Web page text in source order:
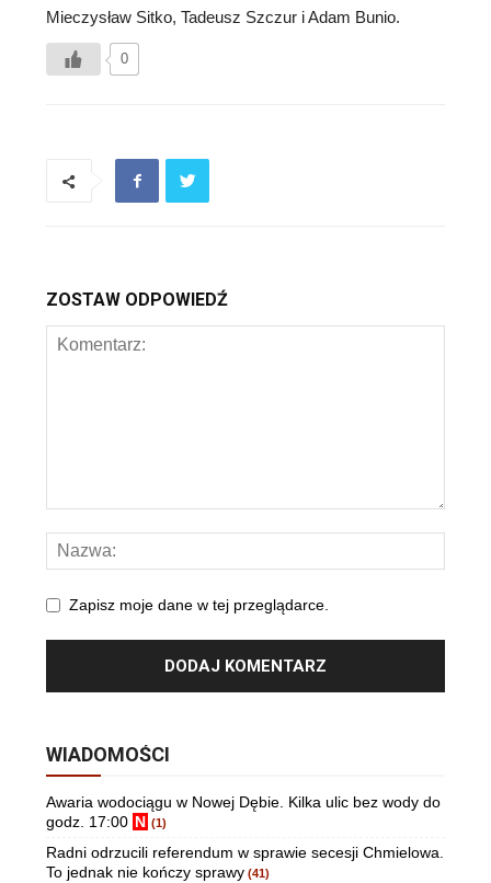
Mieczysław Sitko, Tadeusz Szczur i Adam Bunio.
0
ZOSTAW ODPOWIEDŹ
Zapisz moje dane w tej przeglądarce.
WIADOMOŚCI
Awaria wodociągu w Nowej Dębie. Kilka ulic bez wody do
godz. 17:00 N (1)
Radni odrzucili referendum w sprawie secesji Chmielowa.
To jednak nie kończy sprawy (41)